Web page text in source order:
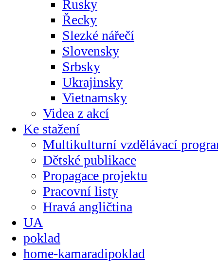
Rusky
Řecky
Slezké nářečí
Slovensky
Srbsky
Ukrajinsky
Vietnamsky
Videa z akcí
Ke stažení
Multikulturní vzdělávací
Dětské publikace
Propagace projektu
Pracovní listy
Hravá angličtina
UA
poklad
home-kamaradipoklad